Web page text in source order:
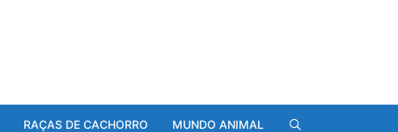
RAÇAS DE CACHORRO MUNDO ANIMAL